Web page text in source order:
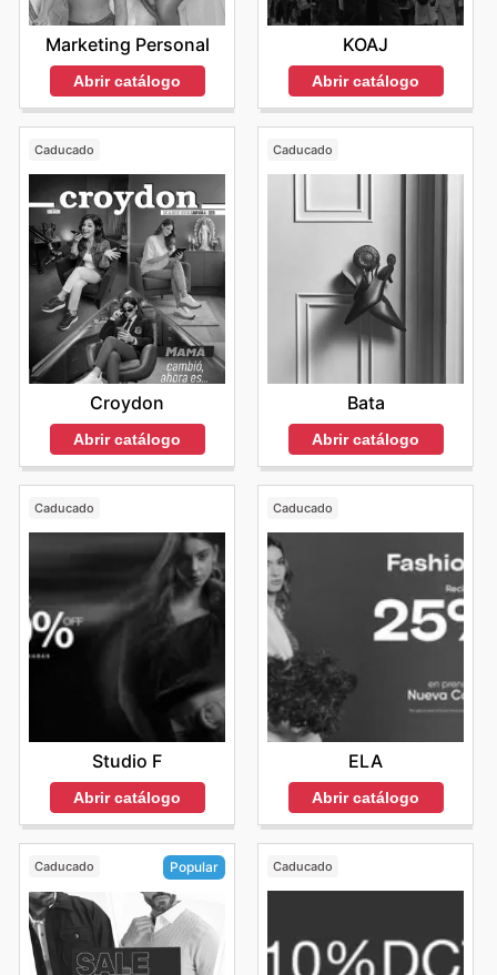
Marketing Personal
Abrir catálogo
KOAJ
Abrir catálogo
Caducado
Croydon
Abrir catálogo
Caducado
Bata
Abrir catálogo
Caducado
Studio F
Abrir catálogo
Caducado
ELA
Abrir catálogo
Caducado Popular Caducado